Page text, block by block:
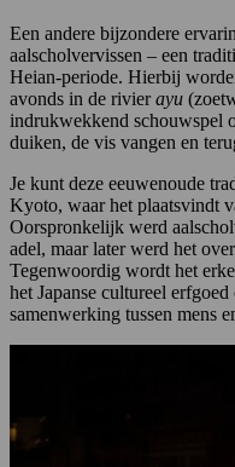
Een andere bijzondere
aalscholvervissen – een
Heian-periode. Hierbij
avonds in de rivierayu
indrukwekkend schouwspel
duiken, de vis vangen en
Je kunt deze eeuwenoude
Kyoto, waar het plaatsvindt
Oorspronkelijk werd
adel, maar later werd het
Tegenwoordig wordt het
het Japanse cultureel
samenwerking tussen mens